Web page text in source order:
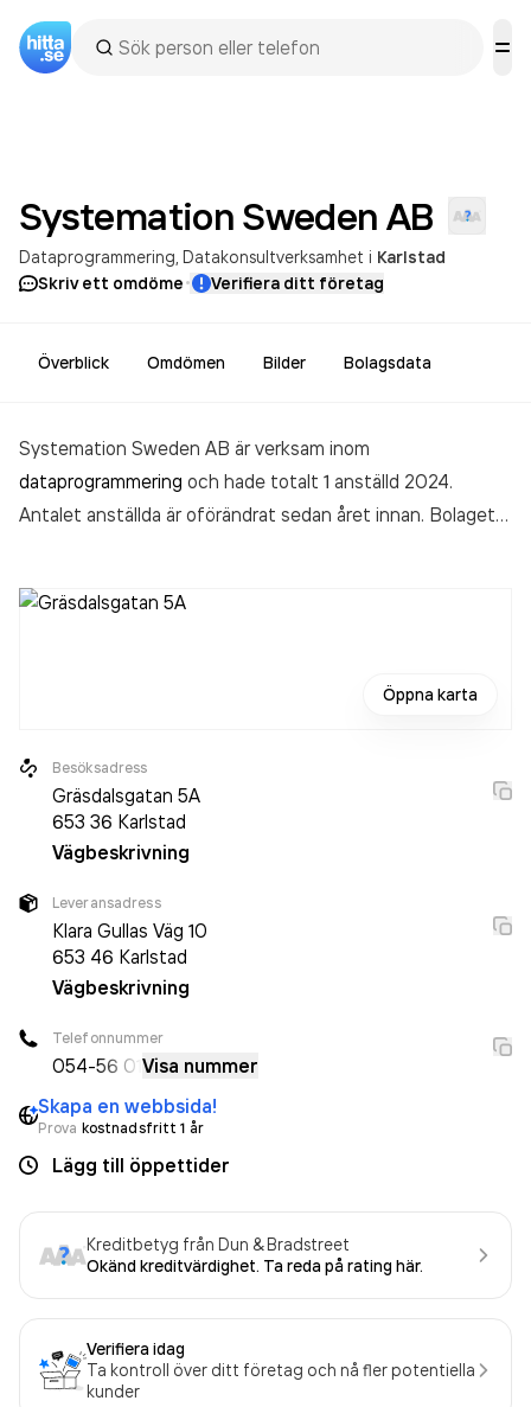
Systemation Sweden AB
Dataprogrammering Datakonsultverksamhet i Karlstad
Skriv ett omdöme· Verifiera ditt företag
Överblick Omdömen Bilder Bolagsdata
Systemation Sweden AB är verksam inom
dataprogrammering och hade totalt 1 anställd 2024.
Antalet anställda är oförändrat sedan året innan. Bolaget
räkenskapsåret (2024).
Öppna karta
Besöksadress
Gräsdalsgatan 5A
653 36 Karlstad
Vägbeskrivning
Leveransadress
Klara Gullas Väg 10
653 46 Karlstad
Vägbeskrivning
Telefonnummer
054-56 01 Visa nummer
Skapa en webbsida!
Prova kostnadsfritt 1 år
Lägg till öppettider
Kreditbetyg från Dun & Bradstreet
Okänd kreditvärdighet. Ta reda på rating här.
Verifiera idag
Ta kontroll över ditt företag och nå fler potentiella
kunder